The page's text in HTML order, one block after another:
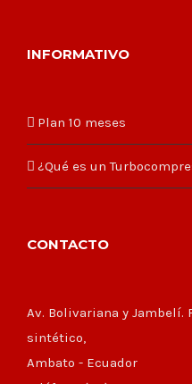
INFORMATIVO
Plan 10 meses
¿Qué es un
CONTACTO
Av. Bolivariana y Jambelí.
sintético,
Ambato - Ecuador